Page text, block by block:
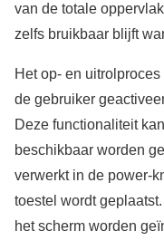
van de totale
zelfs bruikbaar blijft
Het op- en
de gebruiker
Deze functionaliteit
beschikbaar worden
verwerkt in de power-
toestel wordt
het scherm worden